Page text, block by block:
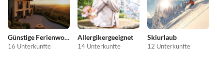
Günstige Ferienwohnungen
16 Unterkünfte
Allergikergeeignet
14 Unterkünfte
Skiurlaub
12 Unterkünfte